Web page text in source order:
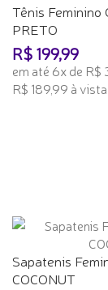
Tênis Feminino
PRETO
R$ 199,99
em até 6x de R$
R$ 189,99 à vista
Sapatenis
COCONUT